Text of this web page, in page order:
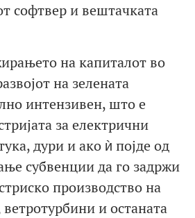
софтвер и вештачката
на капиталот во
на зелената
интензивен, што е
за електрични
дури и ако ѝ појде од
субвенции да го задржи
производство на
и останата